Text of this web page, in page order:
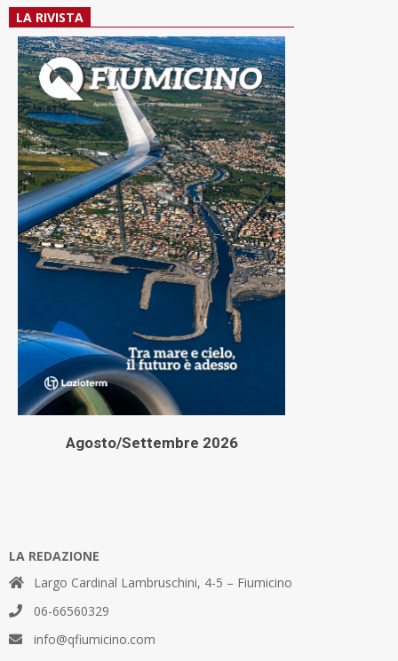
LA RIVISTA
Agosto/Settembre 2026
LA REDAZIONE
Largo Cardinal Lambruschini, 4-5 – Fiumicino
06-66560329
info@qfiumicino.com